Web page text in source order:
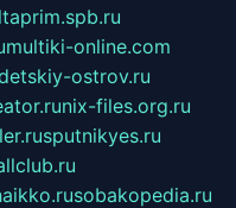
multiki-online.com
ostrov.ru
nix-files.org.ru
sputnikyes.ru
sobakopedia.ru